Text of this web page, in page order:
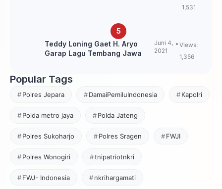
1,531
Teddy Loning Gaet H. Aryo
Garap Lagu Tembang Jawa
Juni 4,
2021
Views:
1,356
Popular Tags
Polres Jepara DamaiPemiluIndonesia Kapolri
Polda metro jaya Polda Jateng
Polres Sukoharjo Polres Sragen FWJI
Polres Wonogiri tnipatriotnkri
FWJ- Indonesia nkrihargamati